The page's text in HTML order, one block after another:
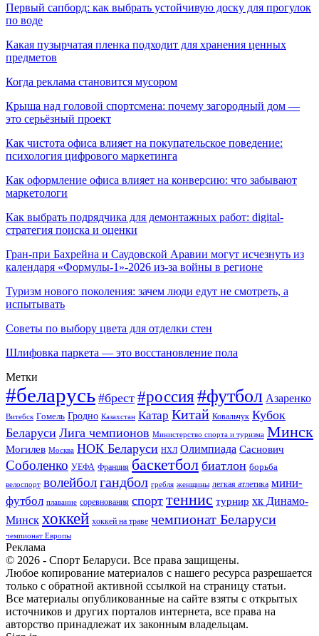
Первый сапборд: как выбрать устойчивую доску для прогулок
по воде
Какая пузырчатая пленка подходит для хранения ценных
предметов
Когда реклама становится мусором
Крыша над головой спортсмена: почему загородный дом —
это серьёзный проект
Как чистота офиса влияет на покупательское поведение:
психология цифрового маркетинга
Как оформление офиса влияет на конверсию: что забывают
маркетологи
Как выбрать подрядчика для демонтажных работ: digital-
стратегия поиска и оценки
Гран-при Бахрейна и Саудовской Аравии могут исчезнуть из
календаря «Формулы-1»-2026 из-за войны в регионе
Туризм нового поколения: зачем люди едут не смотреть, а
испытывать
Советы по выбору цвета для отделки стен
Шлифовка паркета — это восстановление пола
Метки
#беларусь #брест #россия#футбол Азаренко
Витебск Гомель Гродно Казахстан Катар Китай Ковальчук Кубок
Беларуси Лига чемпионов Министерство спорта и туризма Минск
Могилев Москва НОК Беларуси НХЛ Олимпиада Саснович
Соболенко УЕФА Франция баскетбол биатлон борьба
велоспорт волейболгандбол гребля женщины легкая атлетика мини-
футбол плавание соревнования спорт теннис турнир хк Динамо-
Минск хоккей хоккей на траве чемпионат Беларуси
чемпионат Европы
Реклама
© 2026 - Спорт Беларуси. Все права защищены.
Любое копирование материалов с нашего ресурса разрешается
только с обратной активной ссылкой на страницу статьи.
Все материалы опубликованные на сайте взяты с открытых
источников и других порталов интернета, все права на
авторство принадлежат их законным владельцам.